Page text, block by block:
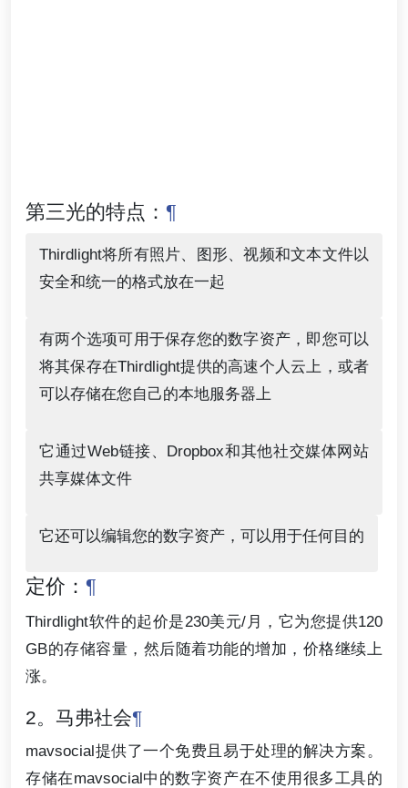
第三光的特点： ¶
Thirdlight将所有照片、图形、视频和文本文件以
安全和统一的格式放在一起
有两个选项可用于保存您的数字资产，即您可以
将其保存在Thirdlight提供的高速个人云上，或者
可以存储在您自己的本地服务器上
它通过Web链接、Dropbox和其他社交媒体网站
共享媒体文件
它还可以编辑您的数字资产，可以用于任何目的
定价： ¶
Thirdlight软件的起价是230美元/月，它为您提供120
GB的存储容量，然后随着功能的增加，价格继续上
涨。
2。马弗社会¶
mavsocial提供了一个免费且易于处理的解决方案。
存储在mavsocial中的数字资产在不使用很多工具的